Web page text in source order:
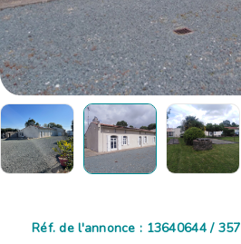
Réf. de l'annonce : 13640644 / 357